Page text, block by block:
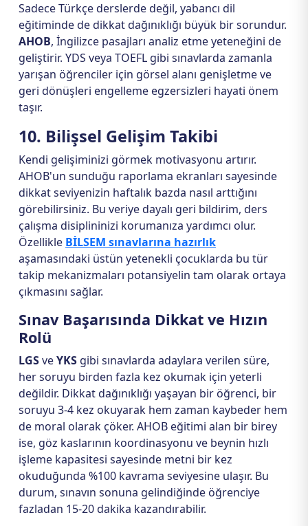
Sadece Türkçe derslerde değil, yabancı dil
eğitiminde de dikkat dağınıklığı büyük bir sorundur.
AHOB, İngilizce pasajları analiz etme yeteneğini de
geliştirir. YDS veya TOEFL gibi sınavlarda zamanla
yarışan öğrenciler için görsel alanı genişletme ve
geri dönüşleri engelleme egzersizleri hayati önem
taşır.
10. Bilişsel Gelişim Takibi
Kendi gelişiminizi görmek motivasyonu artırır.
AHOB'un sunduğu raporlama ekranları sayesinde
dikkat seviyenizin haftalık bazda nasıl arttığını
görebilirsiniz. Bu veriye dayalı geri bildirim, ders
çalışma disiplininizi korumanıza yardımcı olur.
Özellikle BİLSEM sınavlarına hazırlık
aşamasındaki üstün yetenekli çocuklarda bu tür
takip mekanizmaları potansiyelin tam olarak ortaya
çıkmasını sağlar.
Sınav Başarısında Dikkat ve Hızın
Rolü
LGSveYKS gibi sınavlarda adaylara verilen süre,
her soruyu birden fazla kez okumak için yeterli
değildir. Dikkat dağınıklığı yaşayan bir öğrenci, bir
soruyu 3-4 kez okuyarak hem zaman kaybeder hem
de moral olarak çöker. AHOB eğitimi alan bir birey
ise, göz kaslarının koordinasyonu ve beynin hızlı
işleme kapasitesi sayesinde metni bir kez
okuduğunda %100 kavrama seviyesine ulaşır. Bu
durum, sınavın sonuna gelindiğinde öğrenciye
fazladan 15-20 dakika kazandırabilir.